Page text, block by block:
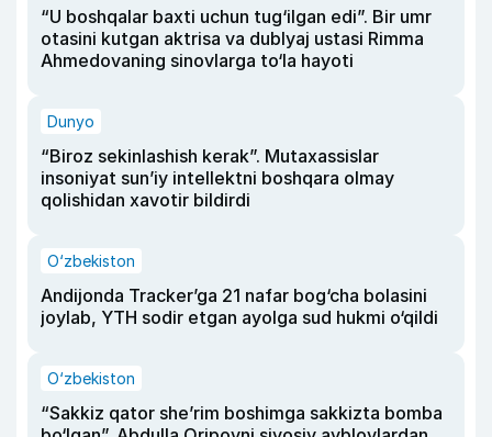
“U boshqalar baxti uchun tug‘ilgan edi”. Bir umr
otasini kutgan aktrisa va dublyaj ustasi Rimma
Ahmedovaning sinovlarga to‘la hayoti
Dunyo
“Biroz sekinlashish kerak”. Mutaxassislar
insoniyat sun’iy intellektni boshqara olmay
qolishidan xavotir bildirdi
O‘zbekiston
Andijonda Tracker’ga 21 nafar bog‘cha bolasini
joylab, YTH sodir etgan ayolga sud hukmi o‘qildi
O‘zbekiston
“Sakkiz qator she’rim boshimga sakkizta bomba